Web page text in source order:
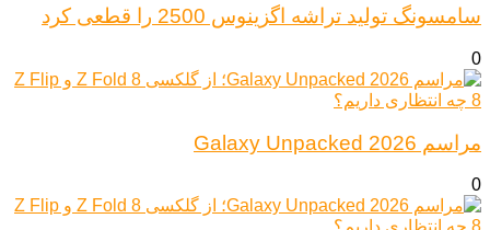
سامسونگ تولید تراشه اگزینوس 2500 را قطعی کرد
0
مراسم Galaxy Unpacked 2026
0